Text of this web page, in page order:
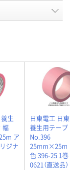
生
幅
ア
ジナ
日東電工 日
養生用テープ
No.396
25mm×25m
色 396-25 1
0621（直送品）